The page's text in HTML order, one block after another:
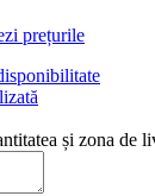
prețurile
și zona de